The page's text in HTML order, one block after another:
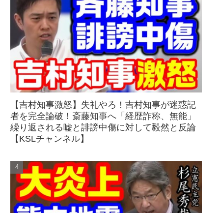
【吉村知事激怒】失礼やろ！吉村知事が迷惑記
者を完全論破！斎藤知事へ「経歴詐称、無能」
繰り返される嘘と誹謗中傷に対して毅然と反論
【KSLチャンネル】